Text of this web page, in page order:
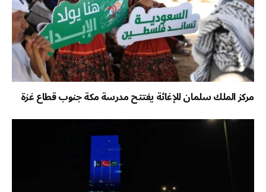
مركز الملك سلمان للإغاثة يفتتح مدرسة مكة جنوب قطاع غزة